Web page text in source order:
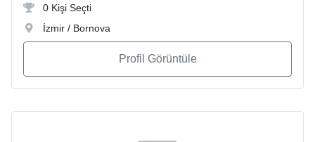
0 Kişi Seçti
İzmir / Bornova
Profil Görüntüle